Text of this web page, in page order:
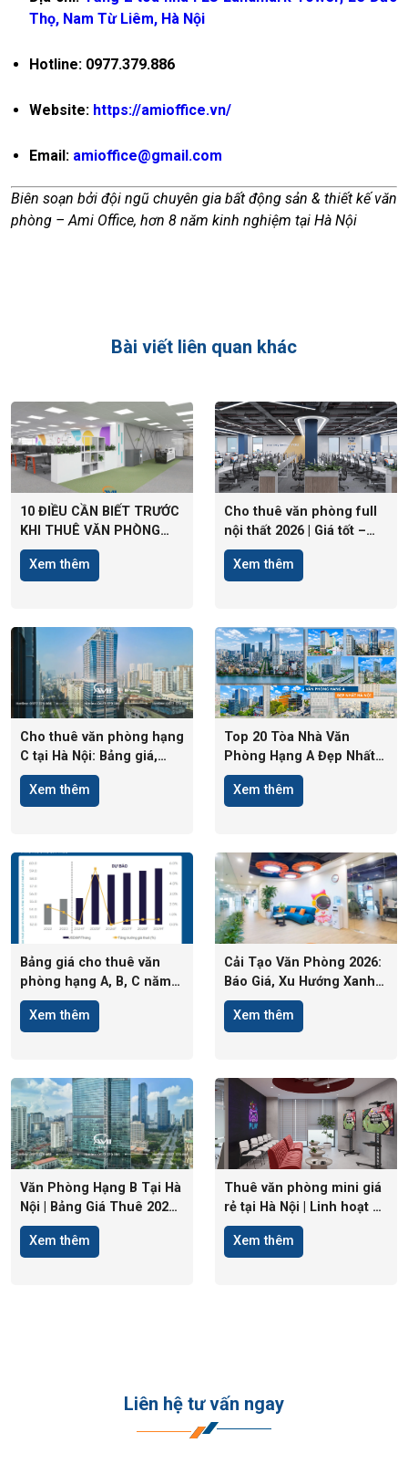
Thọ, Nam Từ Liêm, Hà Nội
Hotline: 0977.379.886
Website: https://amioffice.vn/
Email: amioffice@gmail.com
Biên soạn bởi đội ngũ chuyên gia bất động sản & thiết kế văn
phòng – Ami Office, hơn 8 năm kinh nghiệm tại Hà Nội
Bài viết liên quan khác
10 ĐIỀU CẦN BIẾT TRƯỚC
KHI THUÊ VĂN PHÒNG
TẠI HÀ NỘI
Xem thêm
Cho thuê văn phòng full
nội thất 2026 | Giá tốt –
Vào làm ngay
Xem thêm
Cho thuê văn phòng hạng
C tại Hà Nội: Bảng giá,
Tiêu chuẩn
Xem thêm
Top 20 Tòa Nhà Văn
Phòng Hạng A Đẹp Nhất
Hà Nội
Xem thêm
Bảng giá cho thuê văn
phòng hạng A, B, C năm
2026 | Cập nhật mới nhất
Xem thêm
Cải Tạo Văn Phòng 2026:
Báo Giá, Xu Hướng Xanh
ESG & Thủ Tục Mới
Xem thêm
Văn Phòng Hạng B Tại Hà
Nội | Bảng Giá Thuê 2026
& Top Tòa Nhà
Xem thêm
Thuê văn phòng mini giá
rẻ tại Hà Nội | Linh hoạt –
Trọn gói
Xem thêm
Liên hệ tư vấn ngay